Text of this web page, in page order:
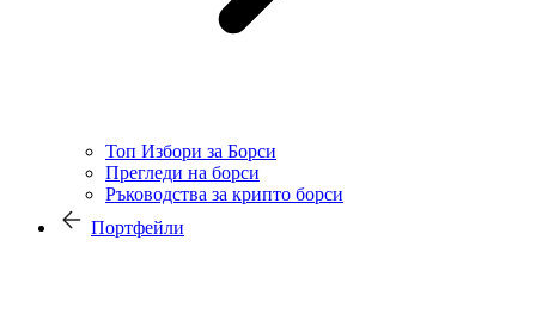
Топ Избори за Борси
Прегледи на борси
Ръководства за крипто борси
Портфейли